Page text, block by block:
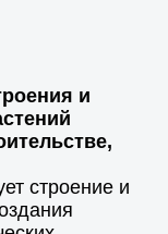
и
строение и